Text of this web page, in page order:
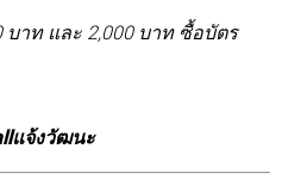
บาท และ 2,000 บาท ซื้อบัตร
แจ้งวัฒนะ